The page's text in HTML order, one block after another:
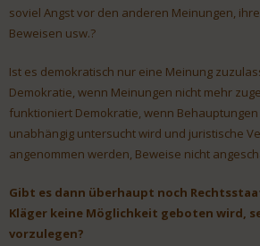
soviel Angst vor den anderen Meinungen,
Beweisen usw.?
Ist es demokratisch nur eine Meinung
Demokratie, wenn Meinungen nicht mehr
funktioniert Demokratie, wenn Behauptungen
unabhängig untersucht wird und juristische
angenommen werden, Beweise nicht
Gibt es dann überhaupt noch
Kläger keine Möglichkeit geboten wird,
vorzulegen?